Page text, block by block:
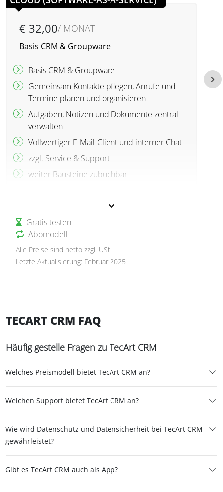
€ 32,00/ MONAT
Basis CRM & Groupware
Basis CRM & Groupware
Gemeinsam Kontakte pflegen, Anrufe und
Termine planen und organisieren
Aufgaben, Notizen und Dokumente zentral
verwalten
Vollwertiger E-Mail-Client und interner Chat
zzgl. Service & Support
weiter Bausteine zubuchbar
Gratis testen
Abomodell
Alle Preise sind netto zzgl. USt.
Letzte Aktualisierung: Februar 2025
TECART CRM FAQ
Häufig gestelle Fragen zu TecArt CRM
Welches Preismodell bietet TecArt CRM an?
Welchen Support bietet TecArt CRM an?
Wie wird Datenschutz und Datensicherheit bei TecArt CRM
gewährleistet?
Gibt es TecArt CRM auch als App?